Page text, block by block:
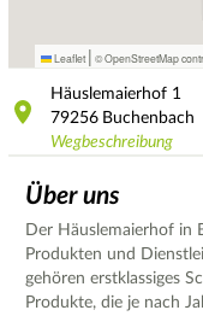
Leaflet | © OpenStreetMap
Häuslemaierhof 1
79256 Buchenbach
Wegbeschreibung
Über uns
Der Häuslemaierhof in
Produkten und
gehören erstklassiges
Produkte, die je nach